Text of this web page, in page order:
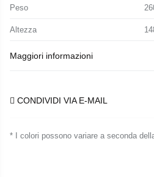
Peso
Altezza
Maggiori informazioni
CONDIVIDI VIA E-MAIL
* I colori possono variare a seconda